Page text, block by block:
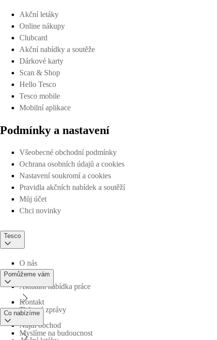
Akční letáky
Online nákupy
Clubcard
Akční nabídky a soutěže
Dárkové karty
Scan & Shop
Hello Tesco
Tesco mobile
Mobilní aplikace
Podmínky a nastavení
Všeobecné obchodní podmínky
Ochrana osobních údajů a cookies
Nastavení soukromí a cookies
Pravidla akčních nabídek a soutěží
Můj účet
Chci novinky
Tesco
O nás
Aktuální nabídka práce
Tiskové zprávy
Myslíme na budoucnost
Pomůžeme vám
Kontakt
Najdi obchod
Co nabízíme